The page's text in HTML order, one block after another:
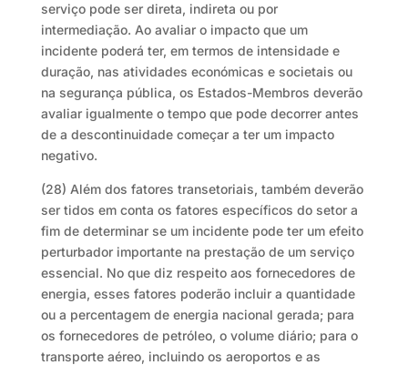
serviço pode ser direta, indireta ou por
intermediação. Ao avaliar o impacto que um
incidente poderá ter, em termos de intensidade e
duração, nas atividades económicas e societais ou
na segurança pública, os Estados-Membros deverão
avaliar igualmente o tempo que pode decorrer antes
de a descontinuidade começar a ter um impacto
negativo.
(28) Além dos fatores transetoriais, também deverão
ser tidos em conta os fatores específicos do setor a
fim de determinar se um incidente pode ter um efeito
perturbador importante na prestação de um serviço
essencial. No que diz respeito aos fornecedores de
energia, esses fatores poderão incluir a quantidade
ou a percentagem de energia nacional gerada; para
os fornecedores de petróleo, o volume diário; para o
transporte aéreo, incluindo os aeroportos e as